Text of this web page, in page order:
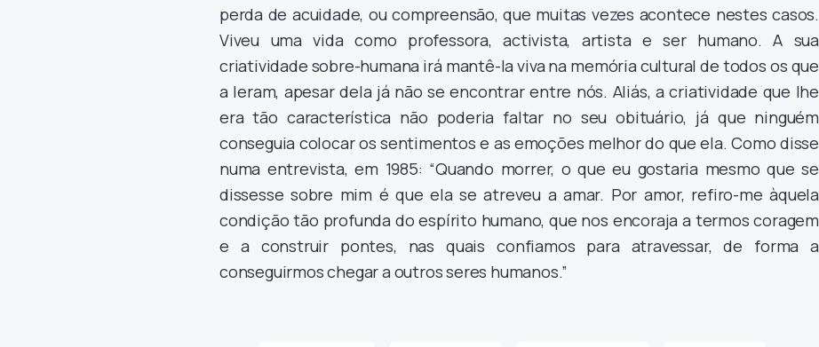
perda de acuidade, ou compreensão, que muitas vezes acontece nestes casos.
Viveu uma vida como professora, activista, artista e ser humano. A sua
criatividade sobre-humana irá mantê-la viva na memória cultural de todos os que
a leram, apesar dela já não se encontrar entre nós. Aliás, a criatividade que lhe
era tão característica não poderia faltar no seu obituário, já que ninguém
conseguia colocar os sentimentos e as emoções melhor do que ela. Como disse
numa entrevista, em 1985: “Quando morrer, o que eu gostaria mesmo que se
dissesse sobre mim é que ela se atreveu a amar. Por amor, refiro-me àquela
condição tão profunda do espírito humano, que nos encoraja a termos coragem
e a construir pontes, nas quais confiamos para atravessar, de forma a
conseguirmos chegar a outros seres humanos.”